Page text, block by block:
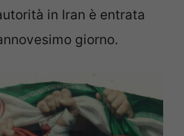
in Iran è entrata
giorno.